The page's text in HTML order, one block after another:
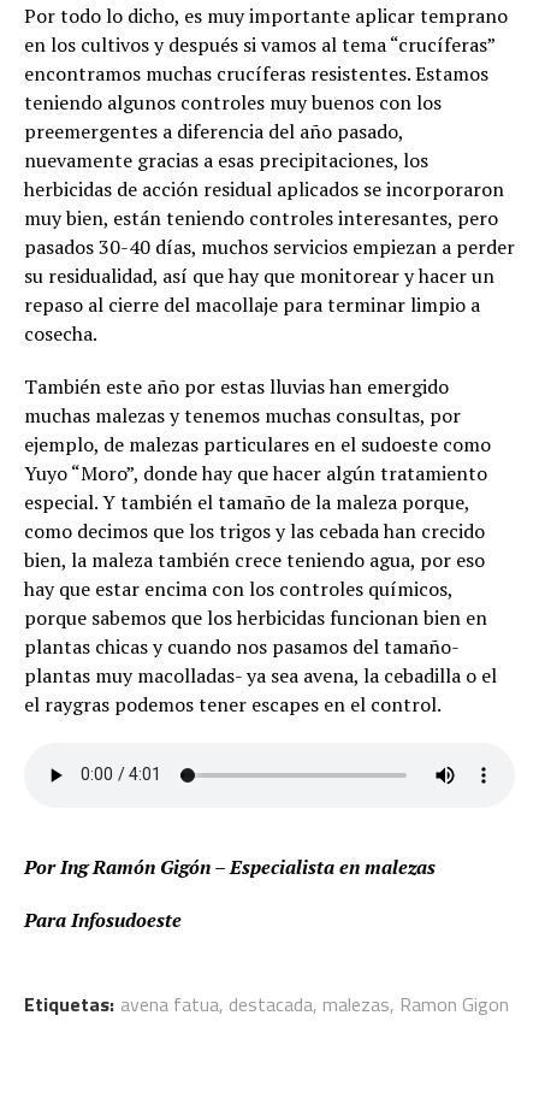
Por todo lo dicho, es muy importante aplicar temprano
en los cultivos y después si vamos al tema “crucíferas”
encontramos muchas crucíferas resistentes. Estamos
teniendo algunos controles muy buenos con los
preemergentes a diferencia del año pasado,
nuevamente gracias a esas precipitaciones, los
herbicidas de acción residual aplicados se incorporaron
muy bien, están teniendo controles interesantes, pero
pasados 30-40 días, muchos servicios empiezan a perder
su residualidad, así que hay que monitorear y hacer un
repaso al cierre del macollaje para terminar limpio a
cosecha.
También este año por estas lluvias han emergido
muchas malezas y tenemos muchas consultas, por
ejemplo, de malezas particulares en el sudoeste como
Yuyo “Moro”, donde hay que hacer algún tratamiento
especial. Y también el tamaño de la maleza porque,
como decimos que los trigos y las cebada han crecido
bien, la maleza también crece teniendo agua, por eso
hay que estar encima con los controles químicos,
porque sabemos que los herbicidas funcionan bien en
plantas chicas y cuando nos pasamos del tamaño-
plantas muy macolladas- ya sea avena, la cebadilla o el
el raygras podemos tener escapes en el control.
Por Ing Ramón Gigón – Especialista en malezas
Para Infosudoeste
Etiquetas: avena fatua, destacada, malezas, Ramon Gigon